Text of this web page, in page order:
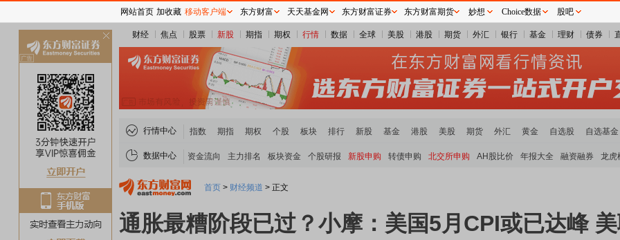
财经 焦点 股票 新股 期指 期权 行情 数据 全球 美股 港股 期货 外汇 银行 基金 理财 债券
行情中心 指数 期指 期权 个股 板块 排行 新股 基金 港股 美股 期货 外汇 黄金 自选股 自选基金
数据中心 资金流向 主力排名 板块资金 个股研报 新股申购 转债申购 北交所申购 AH股比价 年报大全 融资融券 龙虎
首页 > 财经频道 > 正文
通胀最糟阶段已过？小摩：美国5月CPI或已达峰
网站首页 加收藏 移动客户端 东方财富 天天基金网 东方财富证券 东方财富期货 妙想 Choice数据 股吧
关